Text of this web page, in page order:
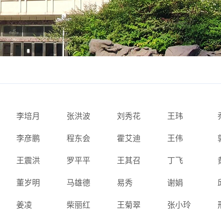
李培月 张洪波 刘秀花 王玮
李彦鹏 程东会 霍艾迪 王伟
王震洪 罗平平 王其召 丁飞
董岁明 马雄德 易秀 谢娟
姜凌 柴丽红 王菊翠 张小玲